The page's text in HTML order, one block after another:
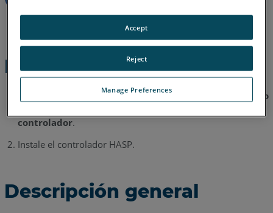
Pasos rápido
En el sistema BIOS, cambie Opciones avanzadas de inicio
controlador.
Instale el controlador HASP.
Descripción general
Manage Preferences
Reject
Accept